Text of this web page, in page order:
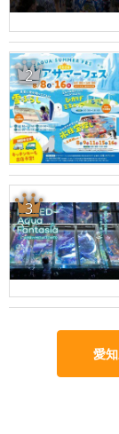
2
3
愛